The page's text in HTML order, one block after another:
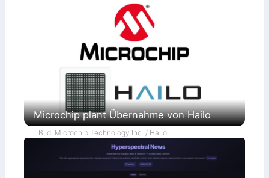
Microchip plant Übernahme von Hailo
Bild: Microchip Technology Inc. / Hailo